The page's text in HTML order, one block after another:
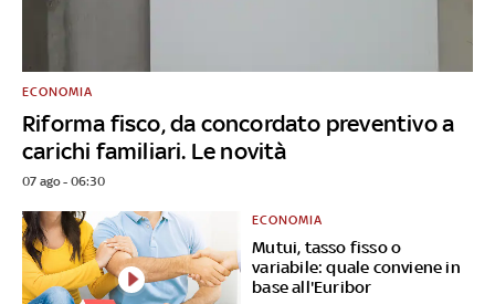
Riforma fisco, da concordato preventivo a
carichi familiari. Le novità
ECONOMIA
07 ago - 06:30
Mutui, tasso fisso o
variabile: quale conviene in
base all'Euribor
ECONOMIA